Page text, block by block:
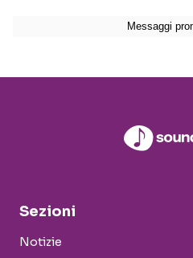
Sezioni
Notizie